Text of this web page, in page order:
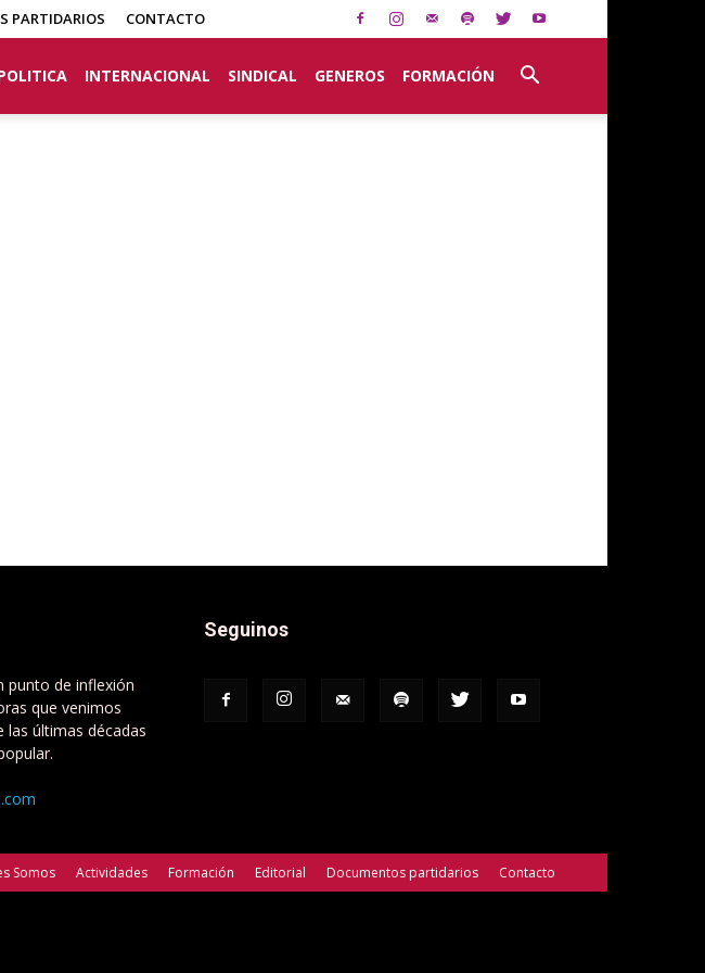
PARTIDARIOS CONTACTO
INTERNACIONAL SINDICAL GENEROS FORMACIÓN
punto de inflexión
que venimos
últimas décadas
Seguinos
Somos Actividades Formación Editorial Documentos partidarios Contacto